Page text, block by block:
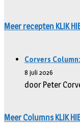
Meer recepten KLIK
Corvers
8 juli 2026
door Peter
Meer Columns KLIK